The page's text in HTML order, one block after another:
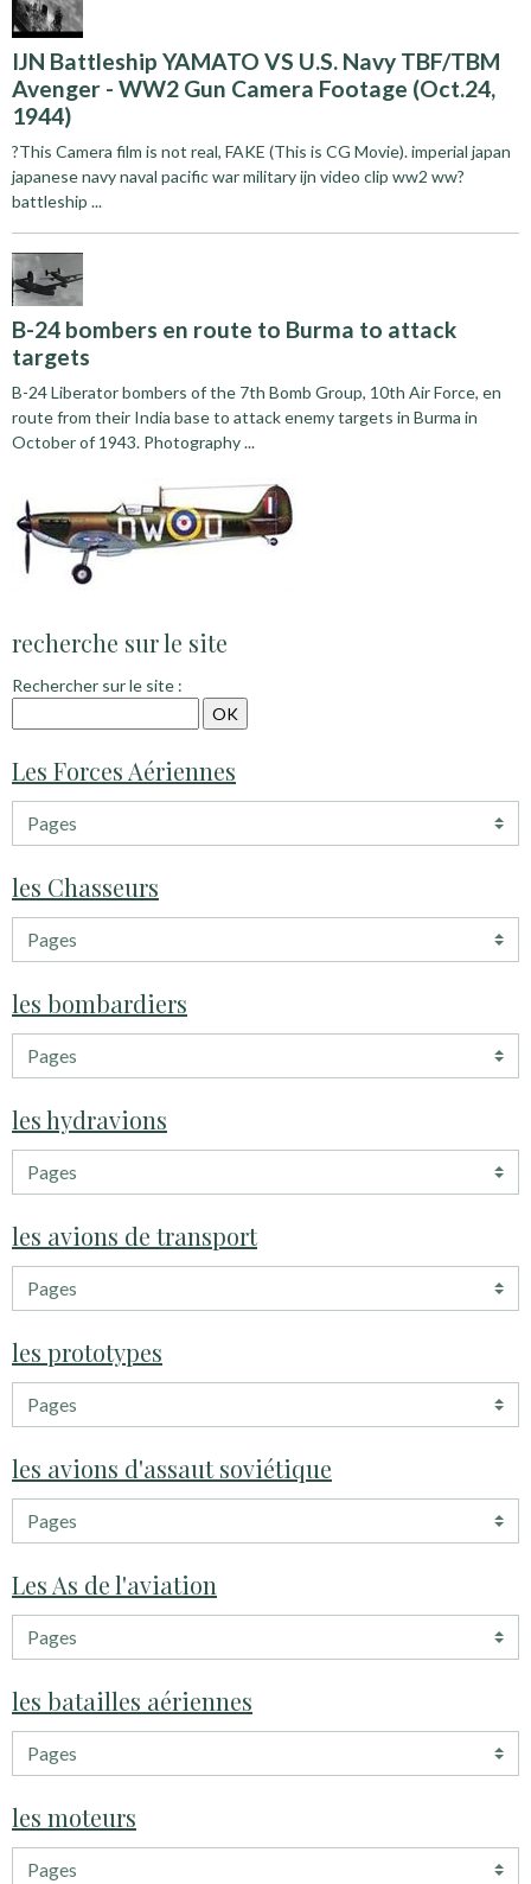
IJN Battleship YAMATO VS U.S. Navy TBF/TBM
Avenger - WW2 Gun Camera Footage (Oct.24,
1944)
?This Camera film is not real, FAKE (This is CG Movie). imperial japan
japanese navy naval pacific war military ijn video clip ww2 ww?
battleship ...
B-24 bombers en route to Burma to attack
targets
B-24 Liberator bombers of the 7th Bomb Group, 10th Air Force, en
route from their India base to attack enemy targets in Burma in
October of 1943. Photography ...
recherche sur le site
Rechercher sur le site :
Les Forces Aériennes
les Chasseurs
les bombardiers
les hydravions
les avions de transport
les prototypes
les avions d'assaut soviétique
Les As de l'aviation
les batailles aériennes
les moteurs